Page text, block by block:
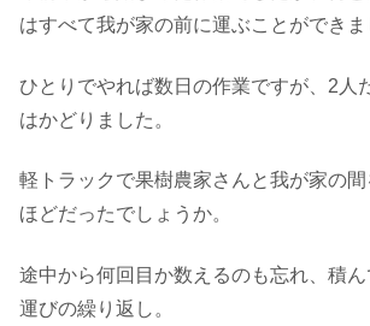
はすべて我が家の前に運ぶことができま
ひとりでやれば数日の作業ですが、2人
はかどりました。
軽トラックで果樹農家さんと我が家の
ほどだったでしょうか。
途中から何回目か数えるのも忘れ、積
運びの繰り返し。